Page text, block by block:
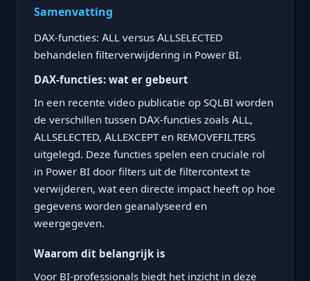
Samenvatting
DAX-functies: ALL versus ALLSELECTED
behandelen filterverwijdering in Power BI.
DAX-functies: wat er gebeurt
In een recente video publicatie op SQLBI worden
de verschillen tussen DAX-functies zoals ALL,
ALLSELECTED, ALLEXCEPT en REMOVEFILTERS
uitgelegd. Deze functies spelen een cruciale rol
in Power BI door filters uit de filtercontext te
verwijderen, wat een directe impact heeft op hoe
gegevens worden geanalyseerd en
weergegeven.
Waarom dit belangrijk is
Voor BI-professionals biedt het inzicht in deze